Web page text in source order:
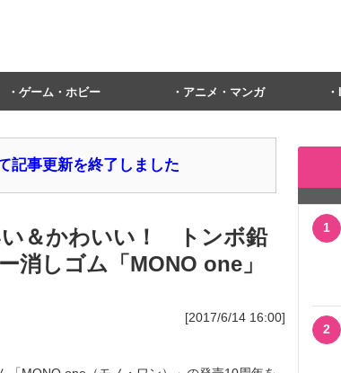
ゲーム・ホビー アニメ・マンガ
記事更新を終了しました
＆かわいい！ トンボ鉛
消しゴム「MONO one」
[2017/6/14 16:00]
1
2